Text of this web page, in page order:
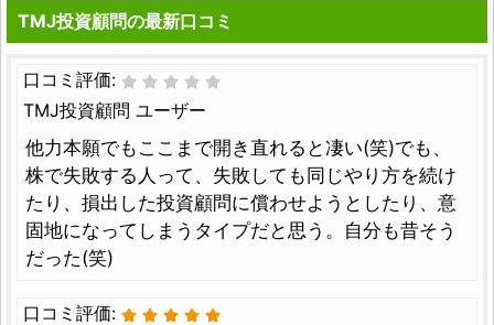
TMJ投資顧問の最新口コミ
口コミ評価:
TMJ投資顧問 ユーザー
他力本願でもここまで開き直れると凄い(笑)でも、
株で失敗する人って、失敗しても同じやり方を続け
たり、損出した投資顧問に償わせようとしたり、意
固地になってしまうタイプだと思う。自分も昔そう
だった(笑)
口コミ評価: